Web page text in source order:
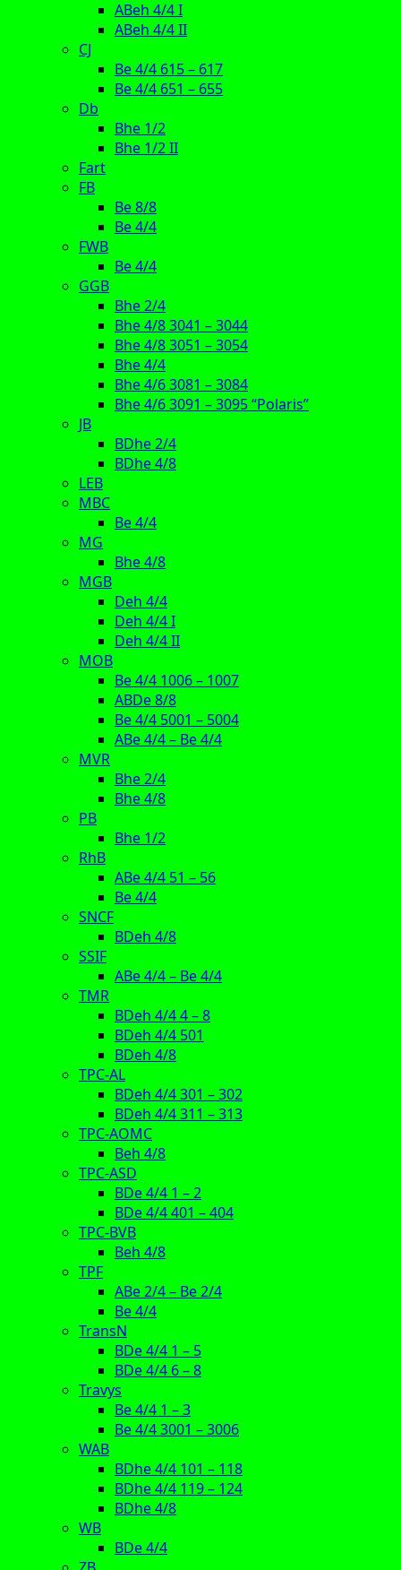
ABeh 4/4 I
ABeh 4/4 II
CJ
Be 4/4 615 – 617
Be 4/4 651 – 655
Db
Bhe 1/2
Bhe 1/2 II
Fart
FB
Be 8/8
Be 4/4
FWB
Be 4/4
GGB
Bhe 2/4
Bhe 4/8 3041 – 3044
Bhe 4/8 3051 – 3054
Bhe 4/4
Bhe 4/6 3081 – 3084
Bhe 4/6 3091 – 3095 “Polaris”
JB
BDhe 2/4
BDhe 4/8
LEB
MBC
Be 4/4
MG
Bhe 4/8
MGB
Deh 4/4
Deh 4/4 I
Deh 4/4 II
MOB
Be 4/4 1006 – 1007
ABDe 8/8
Be 4/4 5001 – 5004
ABe 4/4 – Be 4/4
MVR
Bhe 2/4
Bhe 4/8
PB
Bhe 1/2
RhB
ABe 4/4 51 – 56
Be 4/4
SNCF
BDeh 4/8
SSIF
ABe 4/4 – Be 4/4
TMR
BDeh 4/4 4 – 8
BDeh 4/4 501
BDeh 4/8
TPC-AL
BDeh 4/4 301 – 302
BDeh 4/4 311 – 313
TPC-AOMC
Beh 4/8
TPC-ASD
BDe 4/4 1 – 2
BDe 4/4 401 – 404
TPC-BVB
Beh 4/8
TPF
ABe 2/4 – Be 2/4
Be 4/4
TransN
BDe 4/4 1 – 5
BDe 4/4 6 – 8
Travys
Be 4/4 1 – 3
Be 4/4 3001 – 3006
WAB
BDhe 4/4 101 – 118
BDhe 4/4 119 – 124
BDhe 4/8
WB
BDe 4/4